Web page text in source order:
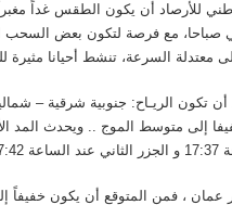
للأرصاد أن يكون الطقس غداً
صباحا، مع فرصة لتكون بعض السحب
معتدلة السرعة، تنشط أحيانا مثيرة
07:42.